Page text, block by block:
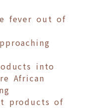
fever out of
into
African
products of